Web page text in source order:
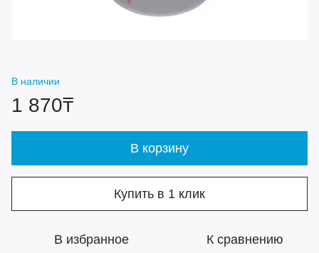
В наличии
1 870₸
В корзину
Купить в 1 клик
В избранное К сравнению